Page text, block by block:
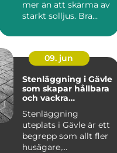
mer än att skärma av
starkt solljus. Bra
09. jun
Stenläggning i Gävle
som skapar hållbara
och vackra
Stenläggning
uteplats i Gävle är ett
begrepp som allt fler
husägare,